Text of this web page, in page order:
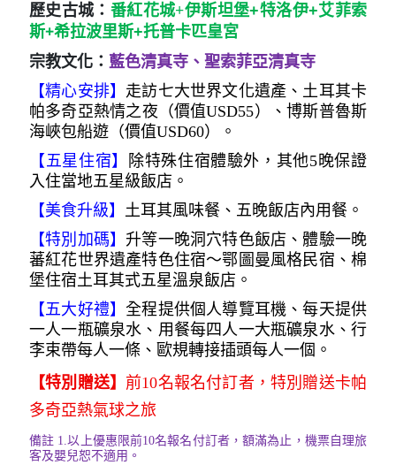
歷史古城： 番紅花城+伊斯坦堡+特洛伊+艾菲索
斯+希拉波里斯+托普卡匹皇宮
宗教文化： 藍色清真寺、聖索菲亞清真寺
【精心安排】 走訪七大世界文化遺產、土耳其卡
帕多奇亞熱情之夜（價值USD55）、博斯普魯斯
海峽包船遊（價值USD60）。
【五星住宿】
除特殊住宿體驗外，其他5晚保證
入住當地五星級飯店。
【美食升級】
土耳其風味餐、五晚飯店內用餐。
【特別加碼】升等一晚洞穴特色飯店、體驗一晚
蕃紅花世界遺產特色住宿～鄂圖曼風格民宿、棉
堡住宿土耳其式五星溫泉飯店。
【五大好禮】全程提供個人導覽耳機、每天提供
一人一瓶礦泉水、用餐每四人一大瓶礦泉水、行
李束帶每人一條、歐規轉接插頭每人一個。
【特別贈送】 前10名報名付訂者，特別贈送卡帕
多奇亞熱氣球之旅
備註 1.以上優惠限前10名報名付訂者，額滿為止，機票自理旅
客及嬰兒恕不適用。